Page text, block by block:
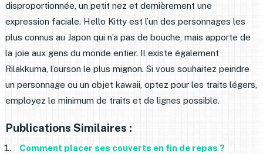
disproportionnée, un petit nez et dernièrement une
expression faciale. Hello Kitty est l’un des personnages les
plus connus au Japon qui n’a pas de bouche, mais apporte de
la joie aux gens du monde entier. Il existe également
Rilakkuma, l’ourson le plus mignon. Si vous souhaitez peindre
un personnage ou un objet kawaii, optez pour les traits légers,
employez le minimum de traits et de lignes possible.
Publications Similaires :
Comment placer ses couverts en fin de repas ?